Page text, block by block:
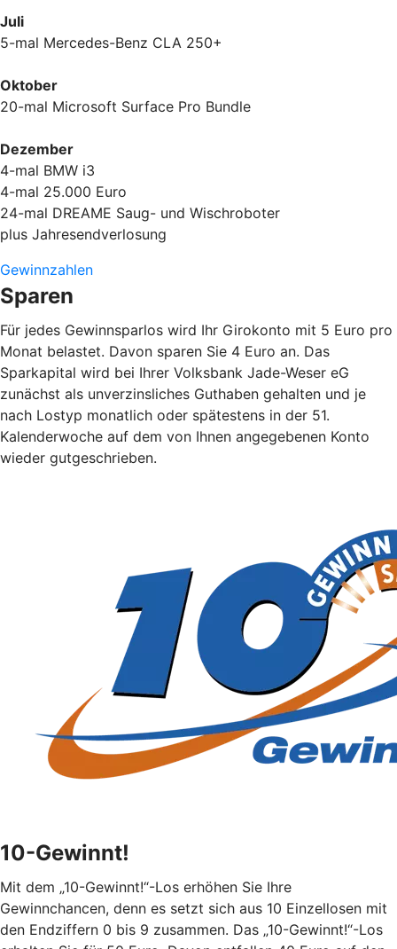
Juli
5-mal Mercedes-Benz CLA 250+
Oktober
20-mal Microsoft Surface Pro Bundle
Dezember
4-mal BMW i3
4-mal 25.000 Euro
24-mal DREAME Saug- und Wischroboter
plus Jahresendverlosung
Gewinnzahlen
Sparen
Für jedes Gewinnsparlos wird Ihr Girokonto mit 5 Euro pro
Monat belastet. Davon sparen Sie 4 Euro an. Das
Sparkapital wird bei Ihrer Volksbank Jade-Weser eG
zunächst als unverzinsliches Guthaben gehalten und je
nach Lostyp monatlich oder spätestens in der 51.
Kalenderwoche auf dem von Ihnen angegebenen Konto
wieder gutgeschrieben.
10-Gewinnt!
Mit dem „10-Gewinnt!“-Los erhöhen Sie Ihre
Gewinnchancen, denn es setzt sich aus 10 Einzellosen mit
den Endziffern 0 bis 9 zusammen. Das „10-Gewinnt!“-Los